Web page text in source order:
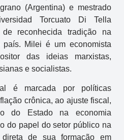
(Argentina) e mestrado
Torcuato Di Tella
de reconhecida tradição na
país. Milei é um economista
das ideias marxistas,
e socialistas.
é marcada por políticas
crônica, ao ajuste fiscal,
do Estado na economia
do papel do setor público na
de sua formação em